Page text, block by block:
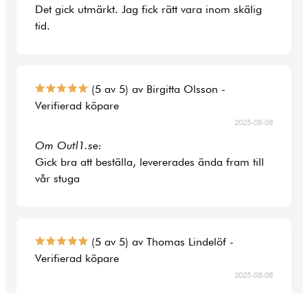
Det gick utmärkt. Jag fick rätt vara inom skälig
tid.
(5 av 5) av Birgitta Olsson -
Verifierad köpare
2025-08-08
Om Outl1.se:
Gick bra att beställa, levererades ända fram till
vår stuga
(5 av 5) av Thomas Lindelöf -
Verifierad köpare
2025-08-08